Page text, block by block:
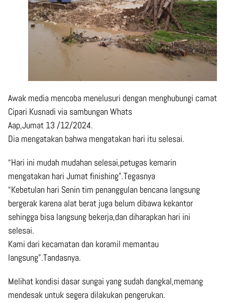
Awak media mencoba menelusuri dengan menghubungi camat
Cipari Kusnadi via sambungan Whats
Aap,Jumat 13 /12/2024.
Dia mengatakan bahwa mengatakan hari itu selesai.
“Hari ini mudah mudahan selesai,petugas kemarin
mengatakan hari Jumat finishing”.Tegasnya
“Kebetulan hari Senin tim penanggulan bencana langsung
bergerak karena alat berat juga belum dibawa kekantor
sehingga bisa langsung bekerja,dan diharapkan hari ini
selesai.
Kami dari kecamatan dan koramil memantau
langsung”.Tandasnya.
Melihat kondisi dasar sungai yang sudah dangkal,memang
mendesak untuk segera dilakukan pengerukan.